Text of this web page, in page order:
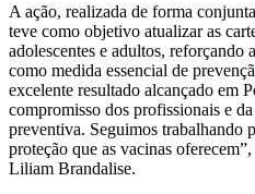
A ação, realizada de forma
teve como objetivo atualizar as
adolescentes e adultos, reforçando
como medida essencial de
excelente resultado alcançado em
compromisso dos profissionais e
preventiva. Seguimos trabalhando
proteção que as vacinas
Liliam Brandalise.